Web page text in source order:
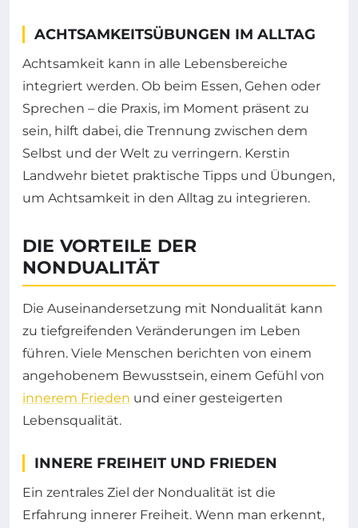
ACHTSAMKEITSÜBUNGEN IM ALLTAG
Achtsamkeit kann in alle Lebensbereiche
integriert werden. Ob beim Essen, Gehen oder
Sprechen – die Praxis, im Moment präsent zu
sein, hilft dabei, die Trennung zwischen dem
Selbst und der Welt zu verringern. Kerstin
Landwehr bietet praktische Tipps und Übungen,
um Achtsamkeit in den Alltag zu integrieren.
DIE VORTEILE DER
NONDUALITÄT
Die Auseinandersetzung mit Nondualität kann
zu tiefgreifenden Veränderungen im Leben
führen. Viele Menschen berichten von einem
angehobenem Bewusstsein, einem Gefühl von
innerem Frieden und einer gesteigerten
Lebensqualität.
INNERE FREIHEIT UND FRIEDEN
Ein zentrales Ziel der Nondualität ist die
Erfahrung innerer Freiheit. Wenn man erkennt,